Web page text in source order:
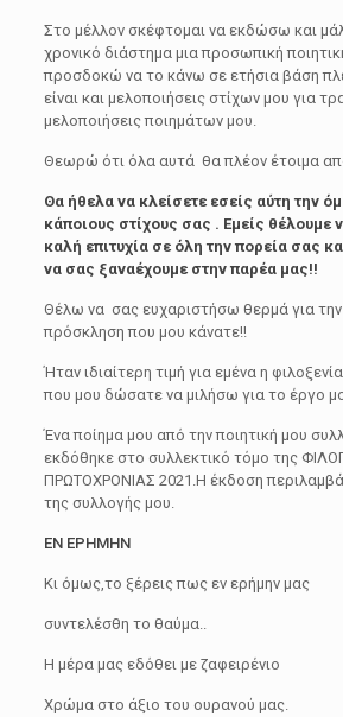
Στο μέλλον σκέφτομαι να εκδώσω και
χρονικό διάστημα μια προσωπική
προσδοκώ να το κάνω σε ετήσια βάση
είναι και μελοποιήσεις στίχων μου για
μελοποιήσεις ποιημάτων μου.
Θεωρώ ότι όλα αυτά θα πλέον έτοιμα
Θα ήθελα να κλείσετε εσείς αύτη την
κάποιους στίχους σας . Εμείς θέλουμε
καλή επιτυχία σε όλη την πορεία σας
να σας ξαναέχουμε στην παρέα μας!!
Θέλω να σας ευχαριστήσω θερμά για
πρόσκληση που μου κάνατε!!
Ήταν ιδιαίτερη τιμή για εμένα η
που μου δώσατε να μιλήσω για το έργο
Ένα ποίημα μου από την ποιητική μου
εκδόθηκε στο συλλεκτικό τόμο της
ΠΡΩΤΟΧΡΟΝΙΑΣ 2021.Η έκδοση
της συλλογής μου.
ΕΝ ΕΡΗΜΗΝ
Κι όμως,το ξέρεις πως εν ερήμην μας
συντελέσθη το θαύμα..
Η μέρα μας εδόθει με ζαφειρένιο
Χρώμα στο άξιο του ουρανού μας.